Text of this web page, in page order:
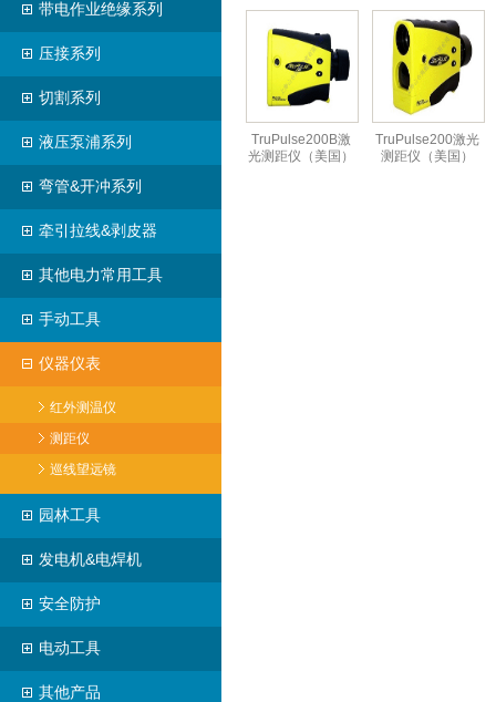
带电作业绝缘系列
压接系列
切割系列
液压泵浦系列
弯管&开冲系列
牵引拉线&剥皮器
其他电力常用工具
手动工具
仪器仪表
红外测温仪
测距仪
巡线望远镜
园林工具
发电机&电焊机
安全防护
电动工具
其他产品
TruPulse200B激
光测距仪（美国）
TruPulse200激光
测距仪（美国）